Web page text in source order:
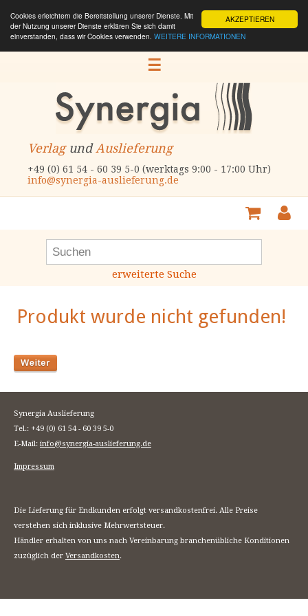
AKZEPTIEREN
Cookies erleichtern die Bereitstellung unserer Dienste. Mit
der Nutzung unserer Dienste erklären Sie sich damit
einverstanden, dass wir Cookies verwenden. WEITERE INFORMATIONEN
☰
VerlagundAuslieferung
+49 (0) 61 54 - 60 39 5-0 (werktags 9:00 - 17:00 Uhr)
info@synergia-auslieferung.de
erweiterte Suche
Produkt wurde nicht gefunden!
Synergia Auslieferung
Tel.: +49 (0) 61 54 - 60 39 5-0
E-Mail: info@synergia-auslieferung.de
Impressum
Die Lieferung für Endkunden erfolgt versandkostenfrei. Alle Preise
verstehen sich inklusive Mehrwertsteuer.
Händler erhalten von uns nach Vereinbarung branchenübliche Konditionen
zuzüglich der Versandkosten.